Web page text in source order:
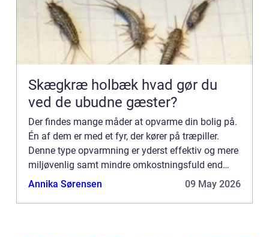
Skægkræ holbæk hvad gør du
ved de ubudne gæster?
Der findes mange måder at opvarme din bolig på.
Én af dem er med et fyr, der kører på træpiller.
Denne type opvarmning er yderst effektiv og mere
miljøvenlig samt mindre omkostningsfuld end
f.eks. et oliefyr. Når du fyrer med træpiller, er det
Annika Sørensen 09 May 2026